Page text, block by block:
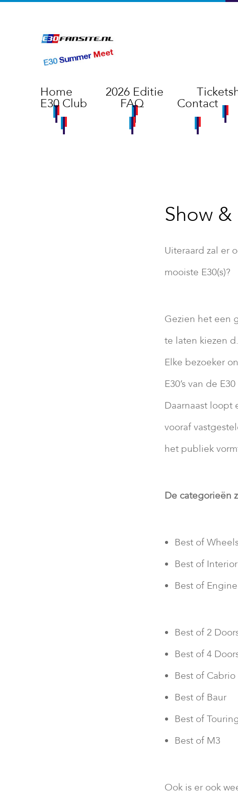
Home 2026 Editie
E30 Club FAQ Contact
Show &
Uiteraard zal er
mooiste E30(s)?
Gezien het een
te laten kiezen
Elke bezoeker
E30’s van de
Daarnaast loopt
vooraf
het publiek
De categorieën
Best of
Best of Interior
Best of Engine
Best of 2
Best of 4
Best of Cabrio
Best of Baur
Best of
Best of M3
Ook is er ook